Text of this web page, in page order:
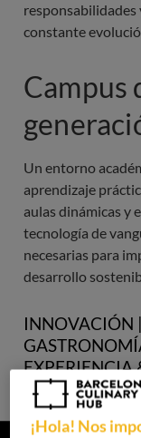
constante
Campus
Un entorno
aprendizaje
aulas dinámicas y
tecnología de
necesarias para
desarrollo
INNOVACIÓN
EXPERIENCIA
¡Hola! Nos